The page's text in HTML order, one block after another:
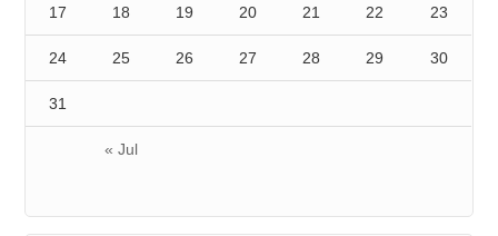
« Jul
17 18 19 20 21 22 23
24 25 26 27 28 29 30
31